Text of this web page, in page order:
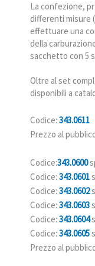
La confezione,
differenti misure
effettuare una
della
sacchetto con 5
Oltre al set
disponibili a
Codice: 343.0611
Prezzo al
Codice:343.0600
Codice: 343.0601
Codice: 343.0602
Codice: 343.0603
Codice: 343.0604
Codice: 343.0605
Prezzo al